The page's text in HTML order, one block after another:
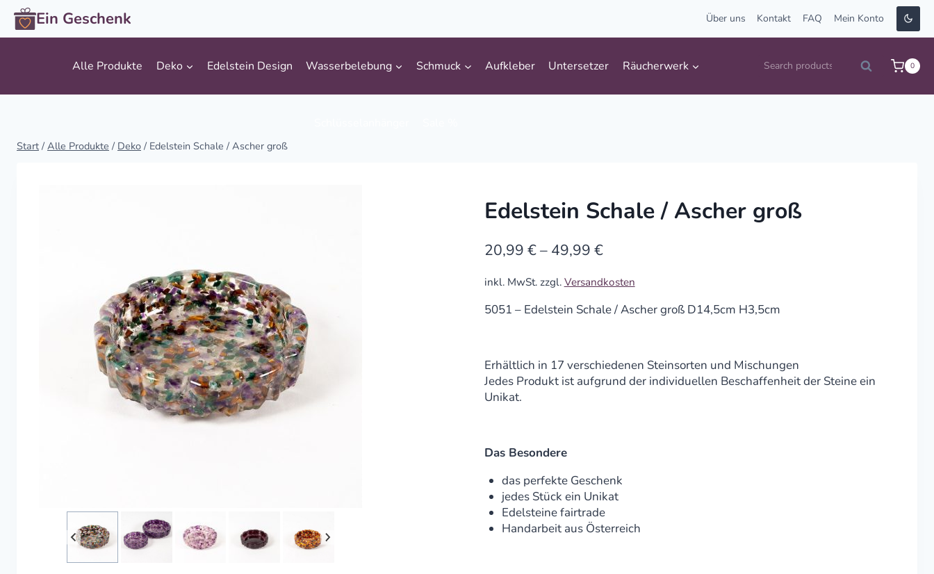
Zum
Inhalt
springen
Ein Geschenk Über uns Kontakt FAQ Mein Konto
Alle Produkte Deko Edelstein Design Wasserbelebung Schmuck Aufkleber Untersetzer Räucherwerk
Suche
Search 0
Start / Alle Produkte / Deko / Edelstein Schale / Ascher groß
Edelstein Schale / Ascher groß
20,99 €– 49,99 €
inkl. MwSt. zzgl. Versandkosten
5051 – Edelstein Schale / Ascher groß D14,5cm H3,5cm
Erhältlich in 17 verschiedenen Steinsorten und Mischungen
Jedes Produkt ist aufgrund der individuellen Beschaffenheit der Steine ein
Unikat.
Das Besondere
das perfekte Geschenk
jedes Stück ein Unikat
Edelsteine fairtrade
Handarbeit aus Österreich